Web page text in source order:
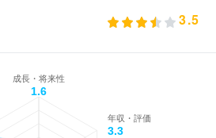
3.5
成長・将来性
1.6
年収・評価
3.3